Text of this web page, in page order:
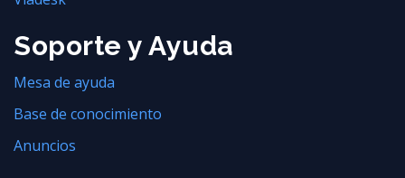
Soporte y Ayuda
Mesa de ayuda
Base de conocimiento
Anuncios